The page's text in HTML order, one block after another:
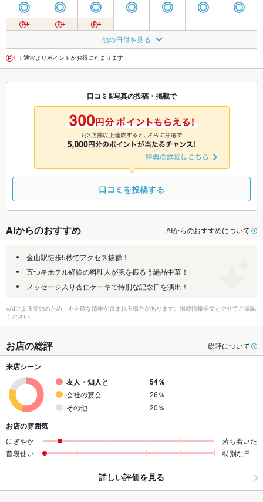
◎ ◎ ◎ ◎ ◎ ◎ ◎
◎ ◎
8/25
◎
8/26
◎
8/27
◎ ◎ ◎
8/30 8/31 9/1
◎
9/2
◎
9/3
◎
9/4 9/5
9/8
◎
9/9
◎
9/10
◎
9/11
他の日付を見る
：通常よりポイントがお得にたまります
口コミ&写真の投稿・掲載で
口コミを投稿する
AIからのおすすめ AIからのおすすめについて
金山駅徒歩5秒でアクセス抜群！
五つ星ホテル経験の料理人が腕を振るう絶品中華！
メッセージ入り杏仁ケーキで特別な記念日を演出！
※AIによる要約のため、不正確な情報が含まれる場合があります。掲載情報全文と併せてご確認
ください。
お店の総評 総評について
来店シーン
友人・知人と
54％
会社の宴会
26％
その他
20％
お店の雰囲気
にぎやか
落ち着いた
普段使い
特別な日
詳しい評価を見る